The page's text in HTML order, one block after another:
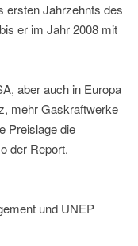
ersten Jahrzehnts des
er im Jahr 2008 mit
aber auch in Europa
mehr Gaskraftwerke
Preislage die
der Report.
und UNEP